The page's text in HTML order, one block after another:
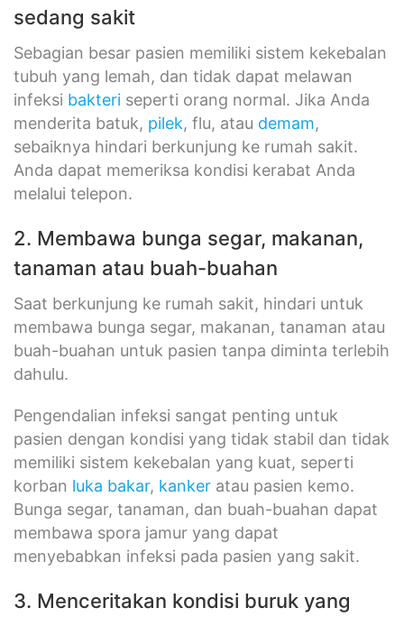
sedang sakit
Sebagian besar pasien memiliki sistem kekebalan
tubuh yang lemah, dan tidak dapat melawan
infeksi bakteri seperti orang normal. Jika Anda
menderita batuk, pilek, flu, atau demam,
sebaiknya hindari berkunjung ke rumah sakit.
Anda dapat memeriksa kondisi kerabat Anda
melalui telepon.
2. Membawa bunga segar, makanan,
tanaman atau buah-buahan
Saat berkunjung ke rumah sakit, hindari untuk
membawa bunga segar, makanan, tanaman atau
buah-buahan untuk pasien tanpa diminta terlebih
dahulu.
Pengendalian infeksi sangat penting untuk
pasien dengan kondisi yang tidak stabil dan tidak
memiliki sistem kekebalan yang kuat, seperti
korban luka bakar, kanker atau pasien kemo.
Bunga segar, tanaman, dan buah-buahan dapat
membawa spora jamur yang dapat
menyebabkan infeksi pada pasien yang sakit.
3. Menceritakan kondisi buruk yang